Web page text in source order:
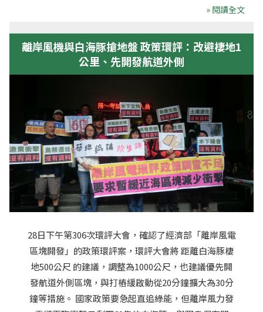
» 閱讀全文
離岸風機與白海豚搶地盤 政策環評：改避棲地1
公里、先開發航道外側
28日下午第306次環評大會，確認了經濟部「離岸風電
區塊開發」的政策環評案，環評大會將 距離白海豚棲
地500公尺 的建議，調整為1000公尺，也建議優先開
發航道外側區塊，與打樁緩啟動從20分鐘擴大為30分
鐘等措施。 國家政策要急起直追綠能，但離岸風力發